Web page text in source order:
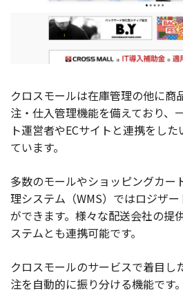
クロスモールは在庫管理の他に商
注・仕入管理機能を備えており、
ト運営者やECサイトと連携をし
ています。
多数のモールやショッピングカー
理システム（WMS）ではロジザ
ができます。様々な配送会社の提
ステムとも連携可能です。
クロスモールのサービスで着目し
注を自動的に振り分ける機能です。